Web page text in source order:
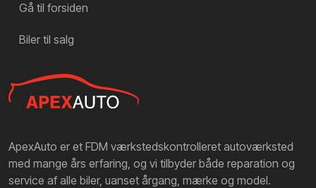
Gå til forsiden
Biler til salg
ApexAuto er et FDM værkstedskontrolleret autoværksted
med mange års erfaring, og vi tilbyder både reparation og
service af alle biler, uanset årgang, mærke og model.